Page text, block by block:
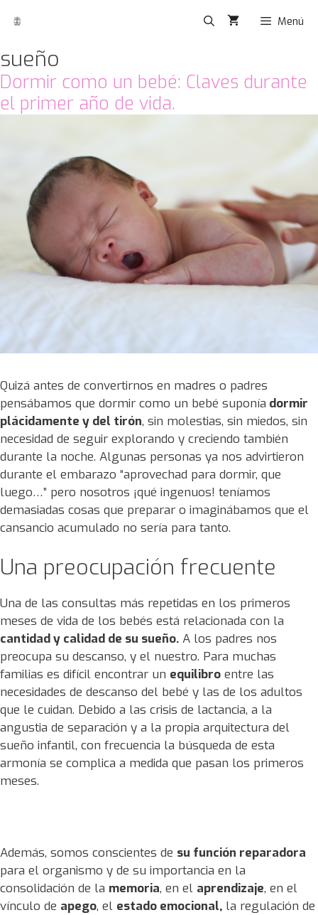
Menú
sueño
Dormir como un bebé: Claves durante
el primer año de vida.
Quizá antes de convertirnos en madres o padres
pensábamos que dormir como un bebé suponía dormir
plácidamente y del tirón, sin molestias, sin miedos, sin
necesidad de seguir explorando y creciendo también
durante la noche. Algunas personas ya nos advirtieron
durante el embarazo “aprovechad para dormir, que
luego…” pero nosotros ¡qué ingenuos! teníamos
demasiadas cosas que preparar o imaginábamos que el
cansancio acumulado no sería para tanto.
Una preocupación frecuente
Una de las consultas más repetidas en los primeros
meses de vida de los bebés está relacionada con la
cantidad y calidad de su sueño. A los padres nos
preocupa su descanso, y el nuestro. Para muchas
familias es difícil encontrar un equilibro entre las
necesidades de descanso del bebé y las de los adultos
que le cuidan. Debido a las crisis de lactancia, a la
angustia de separación y a la propia arquitectura del
sueño infantil, con frecuencia la búsqueda de esta
armonía se complica a medida que pasan los primeros
meses.
Además, somos conscientes de su función reparadora
para el organismo y de su importancia en la
consolidación de la memoria, en el aprendizaje, en el
vínculo de apego, el estado emocional, la regulación de